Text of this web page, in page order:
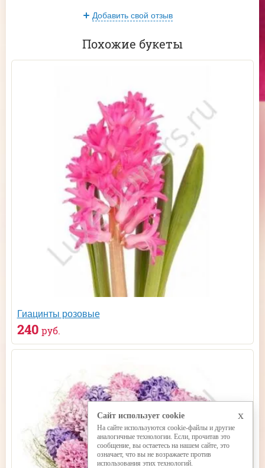
Добавить свой отзыв
Похожие букеты
Гиацинты розовые
240 руб.
x
Сайт использует cookie
На сайте используются cookie-файлы и другие
аналогичные технологии. Если, прочитав это
сообщение, вы остаетесь на нашем сайте, это
означает, что вы не возражаете против
использования этих технологий.